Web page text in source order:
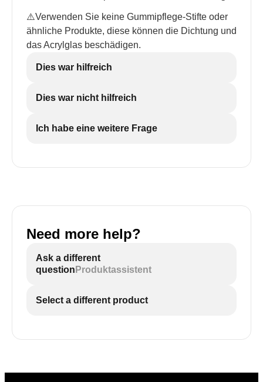
⚠️Verwenden Sie keine Gummipflege-Stifte oder
ähnliche Produkte, diese können die Dichtung und
das Acrylglas beschädigen.
Dies war hilfreich
Dies war nicht hilfreich
Ich habe eine weitere Frage
Need more help?
Ask a different
question Produktassistent
Select a different product